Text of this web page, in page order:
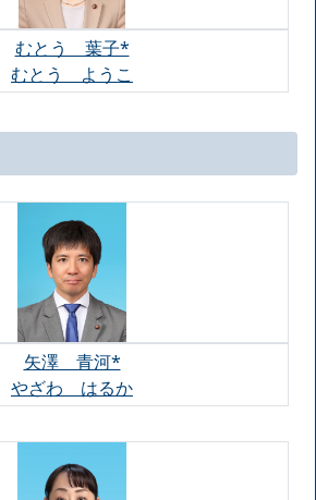
むとう 葉子*
むとう ようこ
矢澤 青河*
やざわ はるか